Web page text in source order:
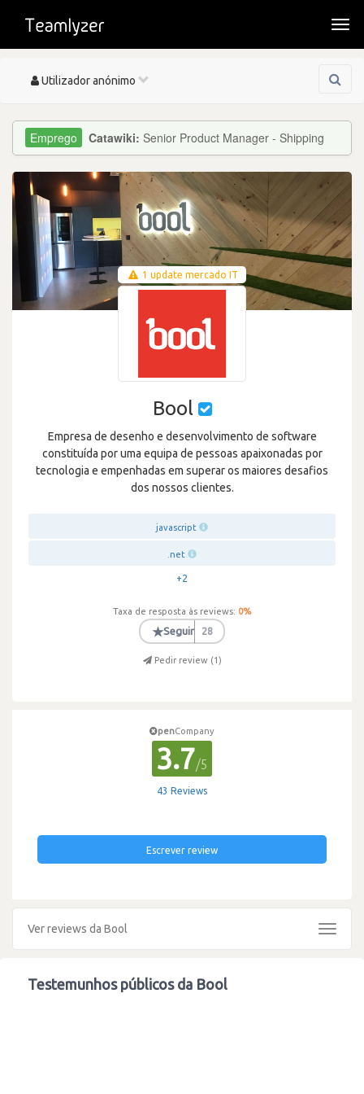
Toggle
Utilizador anónimo
Catawiki: Senior Product Manager - Shipping
1 update mercado IT
Bool
Empresa de desenho e desenvolvimento de software
constituída por uma equipa de pessoas apaixonadas por
tecnologia e empenhadas em superar os maiores desafios
dos nossos clientes.
javascript
.net
+2
Taxa de resposta às reviews: 0%
★Seguir 28
Pedir review (1)
penCompany
3.7/5
43 Reviews
Escrever review
Ver reviews da Bool
Toggle
Testemunhos públicos da Bool